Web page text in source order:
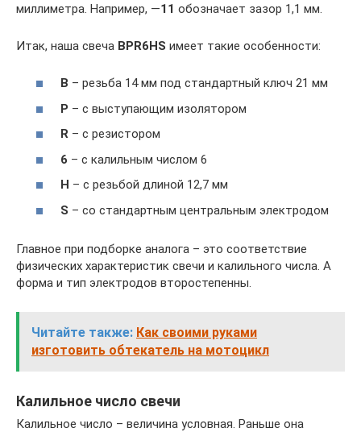
миллиметра. Например, —11 обозначает зазор 1,1 мм.
Итак, наша свеча BPR6HS имеет такие особенности:
B – резьба 14 мм под стандартный ключ 21 мм
P – с выступающим изолятором
R – с резистором
6 – с калильным числом 6
H – с резьбой длиной 12,7 мм
S – со стандартным центральным электродом
Главное при подборке аналога – это соответствие
физических характеристик свечи и калильного числа. А
форма и тип электродов второстепенны.
Читайте также: Как своими руками
изготовить обтекатель на мотоцикл
Калильное число свечи
Калильное число – величина условная. Раньше она